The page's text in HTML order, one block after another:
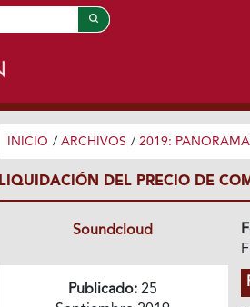
INICIO / ARCHIVOS / 2019:
LIQUIDACIÓN DEL PRECIO DE
Soundcloud
Publicado: 25